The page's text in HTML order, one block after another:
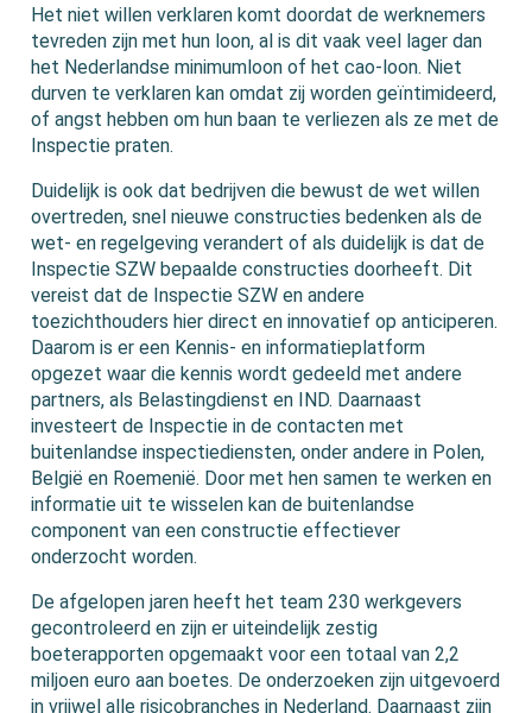
Het niet willen verklaren komt doordat de werknemers
tevreden zijn met hun loon, al is dit vaak veel lager dan
het Nederlandse minimumloon of het cao-loon. Niet
durven te verklaren kan omdat zij worden geïntimideerd,
of angst hebben om hun baan te verliezen als ze met de
Inspectie praten.
Duidelijk is ook dat bedrijven die bewust de wet willen
overtreden, snel nieuwe constructies bedenken als de
wet- en regelgeving verandert of als duidelijk is dat de
Inspectie SZW bepaalde constructies doorheeft. Dit
vereist dat de Inspectie SZW en andere
toezichthouders hier direct en innovatief op anticiperen.
Daarom is er een Kennis- en informatieplatform
opgezet waar die kennis wordt gedeeld met andere
partners, als Belastingdienst en IND. Daarnaast
investeert de Inspectie in de contacten met
buitenlandse inspectiediensten, onder andere in Polen,
België en Roemenië. Door met hen samen te werken en
informatie uit te wisselen kan de buitenlandse
component van een constructie effectiever
onderzocht worden.
De afgelopen jaren heeft het team 230 werkgevers
gecontroleerd en zijn er uiteindelijk zestig
boeterapporten opgemaakt voor een totaal van 2,2
miljoen euro aan boetes. De onderzoeken zijn uitgevoerd
in vrijwel alle risicobranches in Nederland. Daarnaast zijn